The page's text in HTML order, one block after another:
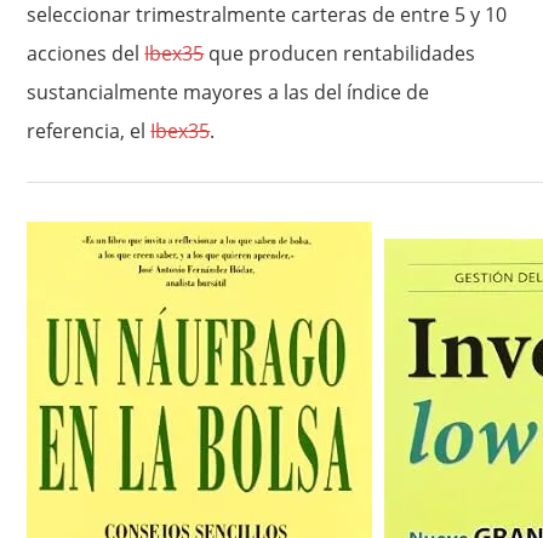
seleccionar trimestralmente carteras de entre 5 y 10
acciones delIbex35que producen rentabilidades
sustancialmente mayores a las del índice de
referencia, elIbex35.